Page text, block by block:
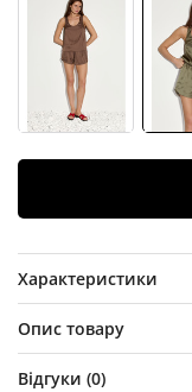
Характеристики
Опис товару
Відгуки (0)